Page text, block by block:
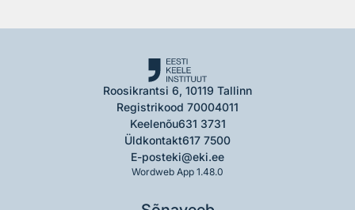
Roosikrantsi 6, 10119 Tallinn
Registrikood 70004011
Keelenõu631 3731
Üldkontakt617 7500
E-posteki@eki.ee
Wordweb App 1.48.0